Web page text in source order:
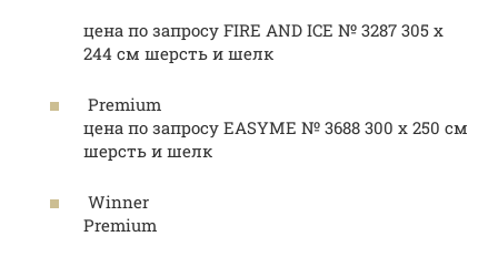
цена по запросу FIRE AND ICE № 3287 305 х
244 см шерсть и шелк
Premium
цена по запросу EASYME № 3688 300 х 250 см
шерсть и шелк
Winner
Premium